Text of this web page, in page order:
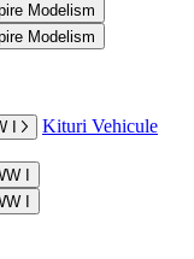
Modelism
Modelism
I
Kituri Vehicule
I
I